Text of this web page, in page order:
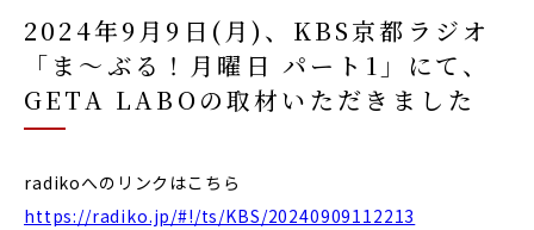
2024年9月9日(月)、KBS京都ラジオ
「ま～ぶる！月曜日 パート1」にて、
GETA LABOの取材いただきました
radikoへのリンクはこちら
https://radiko.jp/#!/ts/KBS/20240909112213